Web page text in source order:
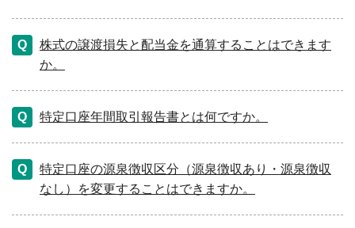
株式の譲渡損失と配当金を通算することはできます
か。
特定口座年間取引報告書とは何ですか。
特定口座の源泉徴収区分（源泉徴収あり・源泉徴収
なし）を変更することはできますか。